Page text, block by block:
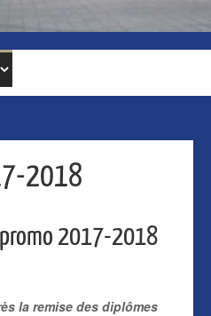
2018
promo 2017-2018
la remise des diplômes